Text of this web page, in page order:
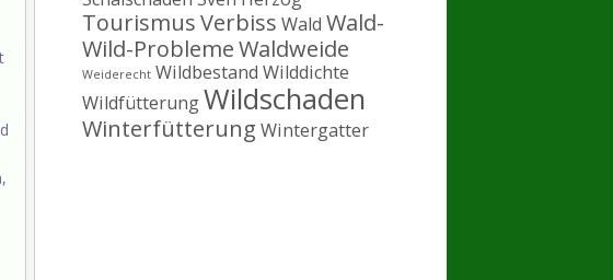
TourismusVerbiss Wald Wald-
Wild-ProblemeWaldweide
Weiderecht Wildbestand Wilddichte
WildfütterungWildschaden
Winterfütterung Wintergatter